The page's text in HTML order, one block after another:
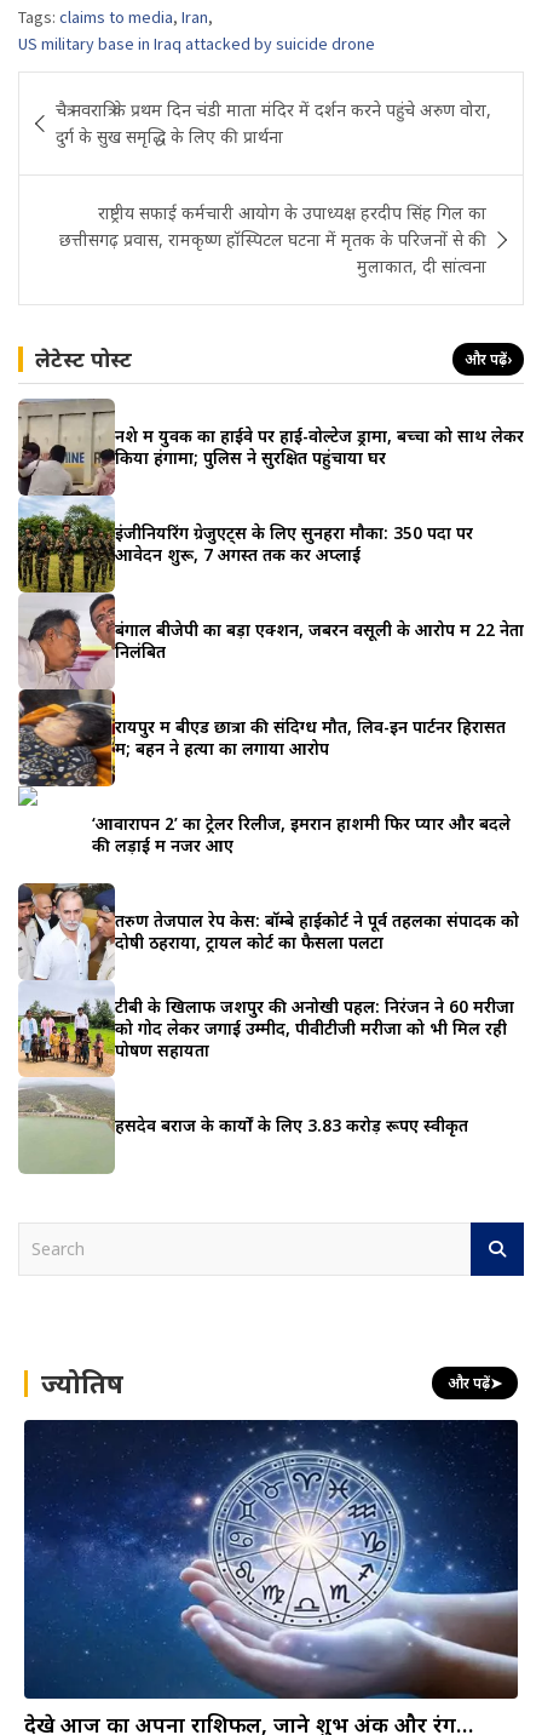
Tags: claims to media, Iran,
US military base in Iraq attacked by suicide drone
navigation
चैत्र नवरात्रि के प्रथम दिन चंडी माता मंदिर में दर्शन करने पहुंचे अरुण वोरा,
दुर्ग के सुख समृद्धि के लिए की प्रार्थना
राष्ट्रीय सफाई कर्मचारी आयोग के उपाध्यक्ष हरदीप सिंह गिल का
छत्तीसगढ़ प्रवास, रामकृष्ण हॉस्पिटल घटना में मृतक के परिजनों से की
मुलाकात, दी सांत्वना
लेटेस्ट पोस्ट और पढ़ें›
नशे में युवक का हाईवे पर हाई-वोल्टेज ड्रामा, बच्चों को साथ लेकर
किया हंगामा; पुलिस ने सुरक्षित पहुंचाया घर
इंजीनियरिंग ग्रेजुएट्स के लिए सुनहरा मौका: 350 पदों पर
आवेदन शुरू, 7 अगस्त तक करें अप्लाई
बंगाल बीजेपी का बड़ा एक्शन, जबरन वसूली के आरोप में 22 नेता
निलंबित
रायपुर में बीएड छात्रा की संदिग्ध मौत, लिव-इन पार्टनर हिरासत
में; बहन ने हत्या का लगाया आरोप
‘आवारापन 2’ का ट्रेलर रिलीज, इमरान हाशमी फिर प्यार और बदले
की लड़ाई में नजर आए
तरुण तेजपाल रेप केस: बॉम्बे हाईकोर्ट ने पूर्व तहलका संपादक को
दोषी ठहराया, ट्रायल कोर्ट का फैसला पलटा
टीबी के खिलाफ जशपुर की अनोखी पहल: निरंजन ने 60 मरीजों
को गोद लेकर जगाई उम्मीद, पीवीटीजी मरीजों को भी मिल रही
पोषण सहायता
हसदेव बराज के कार्यों के लिए 3.83 करोड़ रूपए स्वीकृत
h ज्योतिष और पढ़ें➤
देखे आज का अपना राशिफल, जाने शुभ अंक और रंग…